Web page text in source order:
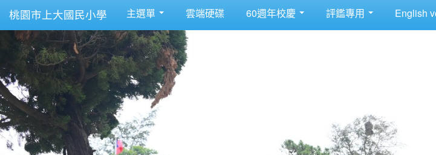
桃園市上大國民小學 主選單 雲端硬碟 60週年校慶 評鑑專用 English